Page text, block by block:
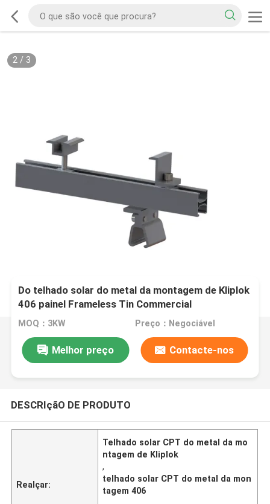
2/ 3
Do telhado solar do metal da montagem de Kliplok
406 painel Frameless Tin Commercial
Photovoltaic System
MOQ：3KW Preço：Negociável
Melhor preço Contacte-nos
DESCRIçãO DE PRODUTO
Realçar:
Telhado solar CPT do metal da mo
ntagem de Kliplok
,
telhado solar CPT do metal da mon
tagem 406